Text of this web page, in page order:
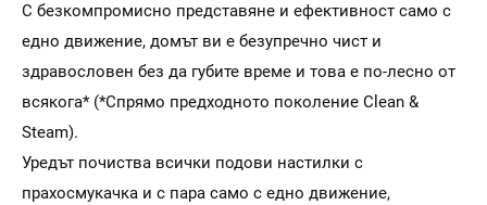
С безкомпромисно представяне и ефективност само с
едно движение, домът ви е безупречно чист и
здравословен без да губите време и това е по-лесно от
всякога* (*Спрямо предходното поколение Clean &
Steam).
Уредът почиства всички подови настилки с
прахосмукачка и с пара само с едно движение,